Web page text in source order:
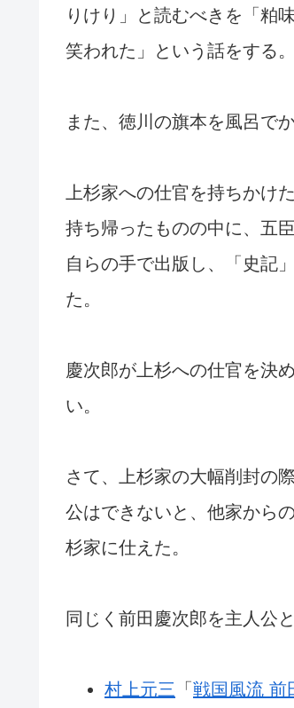
りけり」と読むべきを「粕
笑われた」という話をする。
また、徳川の旗本を風呂で
上杉家への仕官を持ちかけた
持ち帰ったものの中に、五
自らの手で出版し、「史記
た。
慶次郎が上杉への仕官を決
い。
さて、上杉家の大幅削封の
公はできないと、他家から
杉家に仕えた。
同じく前田慶次郎を主人公
村上元三 「 戦国風流 前